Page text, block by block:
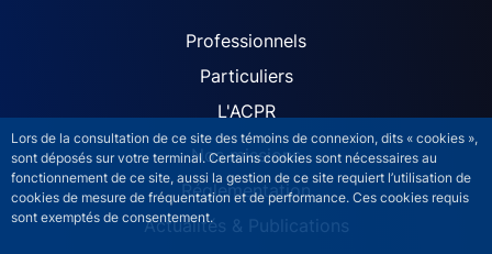
Lors de la consultation de ce site des témoins de connexion, dits « cookies »,
sont déposés sur votre terminal. Certains cookies sont nécessaires au
fonctionnement de ce site, aussi la gestion de ce site requiert l’utilisation de
cookies de mesure de fréquentation et de performance. Ces cookies requis
sont exemptés de consentement.
ACPR site navigation
Professionnels
Particuliers
L'ACPR
Nos missions
Réglementation
Actualités & Publications